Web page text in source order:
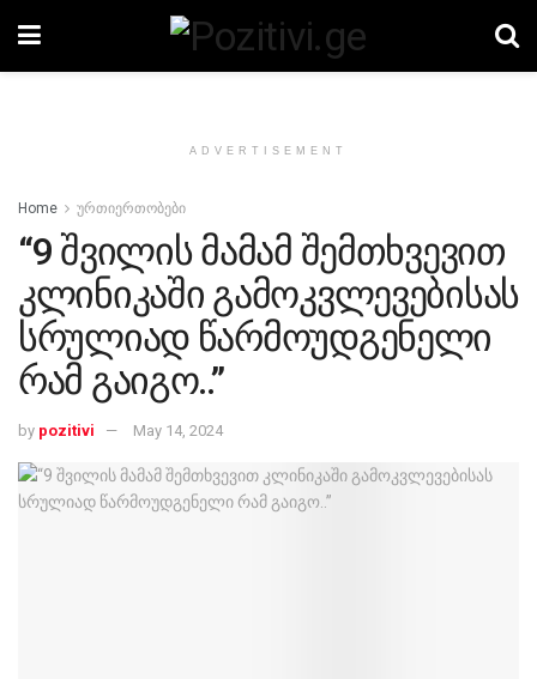
ADVERTISEMENT
Home ურთიერთობები
“9 შვილის მამამ შემთხვევით
კლინიკაში გამოკვლევებისას
სრულიად წარმოუდგენელი
რამ გაიგო..”
by pozitivi May 14, 2024